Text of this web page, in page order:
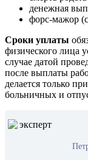
денежная
форс-мажор
Сроки уплаты
физического лица
случае датой
после выплаты
делается только
больничных и